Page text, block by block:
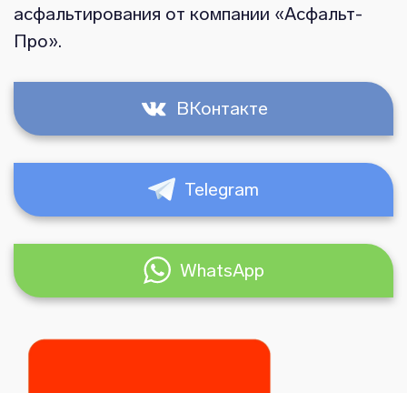
асфальтирования от компании «Асфальт-
Про».
ВКонтакте
Telegram
WhatsApp